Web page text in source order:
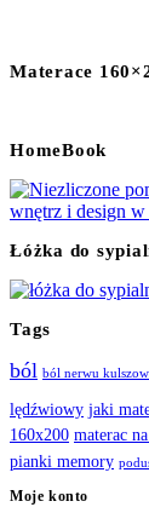
Materace
HomeBook
Łóżka do
Tags
ból ból nerwu
lędźwiowy jaki
160x200 materac
pianki memory
Moje konto